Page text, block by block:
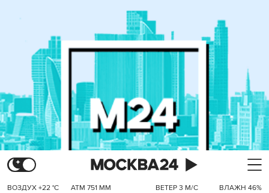
ВОЗДУХ +22 °C АТМ 751 ММ ВЕТЕР 3 М/С ВЛАЖН 46%